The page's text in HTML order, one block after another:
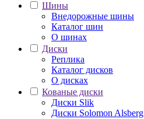
Шины
Внедорожные шины
Каталог шин
О шинах
Диски
Реплика
Каталог дисков
О дисках
Кованые диски
Диски Slik
Диски Solomon Alsberg